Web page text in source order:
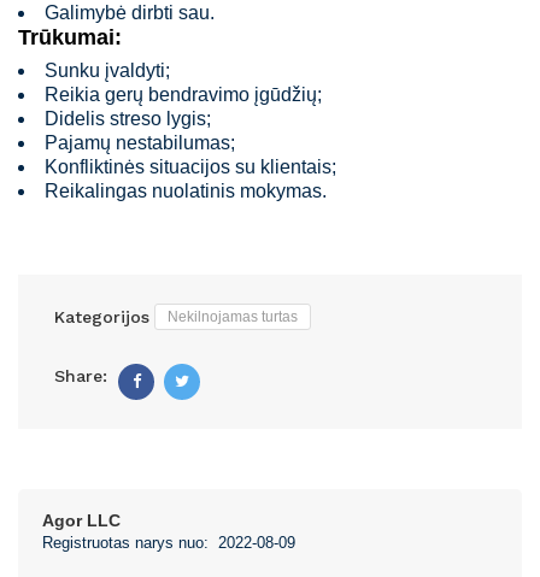
Galimybė dirbti sau.
Trūkumai:
Sunku įvaldyti;
Reikia gerų bendravimo įgūdžių;
Didelis streso lygis;
Pajamų nestabilumas;
Konfliktinės situacijos su klientais;
Reikalingas nuolatinis mokymas.
Kategorijos Nekilnojamas turtas
Share:
Agor LLC
Registruotas narys nuo: 2022-08-09